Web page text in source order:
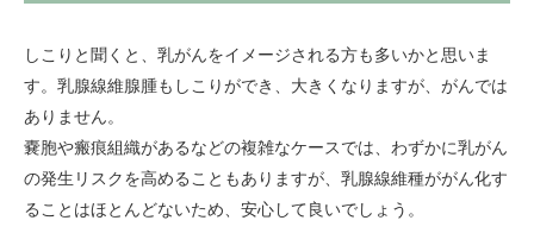
しこりと聞くと、乳がんをイメージされる方も多いかと思いま
す。乳腺線維腺腫もしこりができ、大きくなりますが、がんでは
ありません。
嚢胞や瘢痕組織があるなどの複雑なケースでは、わずかに乳がん
の発生リスクを高めることもありますが、乳腺線維種ががん化す
ることはほとんどないため、安心して良いでしょう。